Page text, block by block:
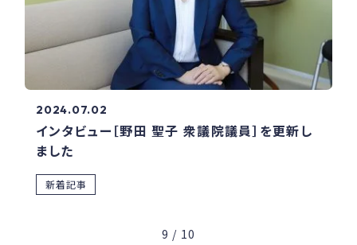
2024.07.02
インタビュー［野田 聖子 衆議院議員］を更新し
ました
新着記事
9 / 10